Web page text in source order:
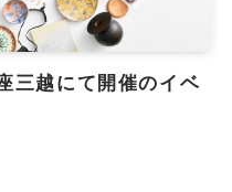
三越にて開催のイベ